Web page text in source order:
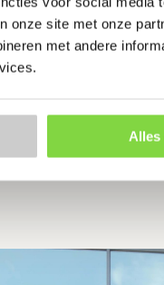
onze site met onze
met andere
Alles
de perfecte afwerking
randbegrenzing